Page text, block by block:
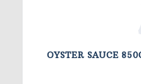
OYSTER SAUCE